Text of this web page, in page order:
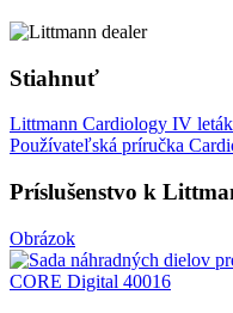
Stiahnuť
Littmann Cardiology IV
Používateľská príručka
Príslušenstvo k
Obrázok